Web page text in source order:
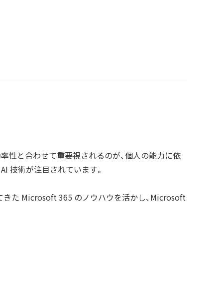
性と合わせて重要視されるのが、個人の能力に依
技術が注目されています。
きた Microsoft 365 のノウハウを活かし、Microsoft